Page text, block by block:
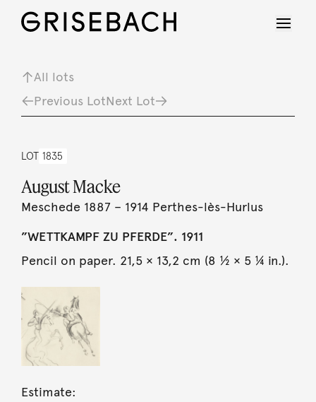
All lots
Previous LotNext Lot
LOT 1835
August Macke
Meschede 1887 – 1914 Perthes-lès-Hurlus
”WETTKAMPF ZU PFERDE”. 1911
Pencil on paper. 21,5 × 13,2 cm (8 ½ × 5 ¼ in.).
Estimate: